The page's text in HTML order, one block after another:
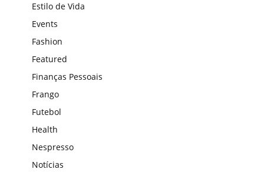
Estilo de Vida
Events
Fashion
Featured
Finanças Pessoais
Frango
Futebol
Health
Nespresso
Notícias